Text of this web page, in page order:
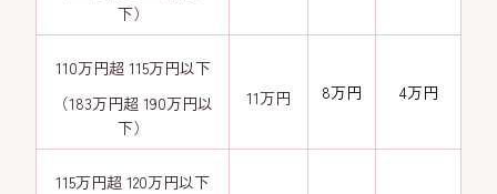
下）
110万円超 115万円以下
（183万円超 190万円以
下）
11万円 8万円 4万円
115万円超 120万円以下